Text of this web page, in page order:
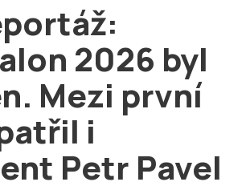
2026 byl
Mezi první
i
Petr Pavel